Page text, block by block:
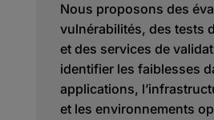
Nous proposons des
vulnérabilités, des tests
et des services de
identifier les faiblesses
applications,
et les environnements